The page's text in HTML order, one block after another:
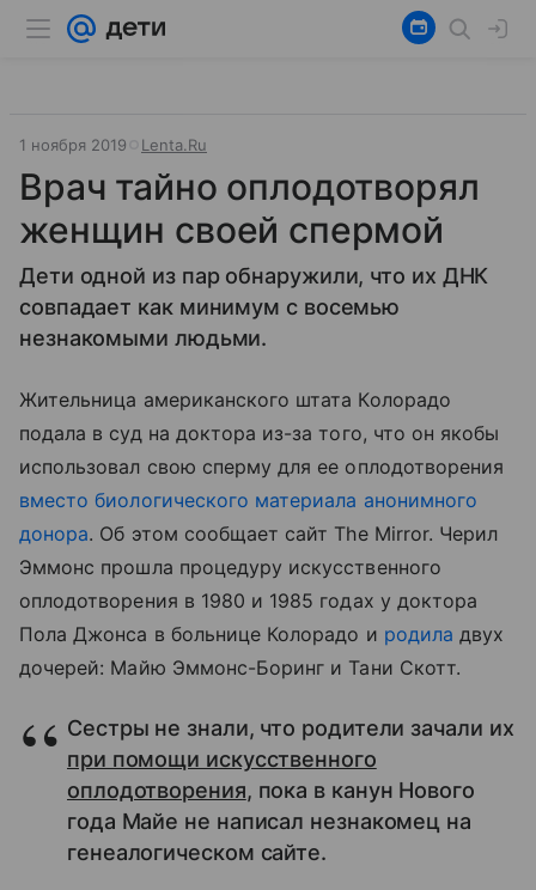
1 ноября 2019 Lenta.Ru
Врач тайно оплодотворял
женщин своей спермой
Дети одной из пар обнаружили, что их ДНК
совпадает как минимум с восемью
незнакомыми людьми.
Жительница американского штата Колорадо
подала в суд на доктора из-за того, что он якобы
использовал свою сперму для ее оплодотворения
вместо биологического материала анонимного
донора. Об этом сообщает сайт The Mirror. Черил
Эммонс прошла процедуру искусственного
оплодотворения в 1980 и 1985 годах у доктора
Пола Джонса в больнице Колорадо и родила двух
дочерей: Майю Эммонс-Боринг и Тани Скотт.
Сестры не знали, что родители зачали их
при помощи искусственного
оплодотворения, пока в канун Нового
года Майе не написал незнакомец на
генеалогическом сайте.